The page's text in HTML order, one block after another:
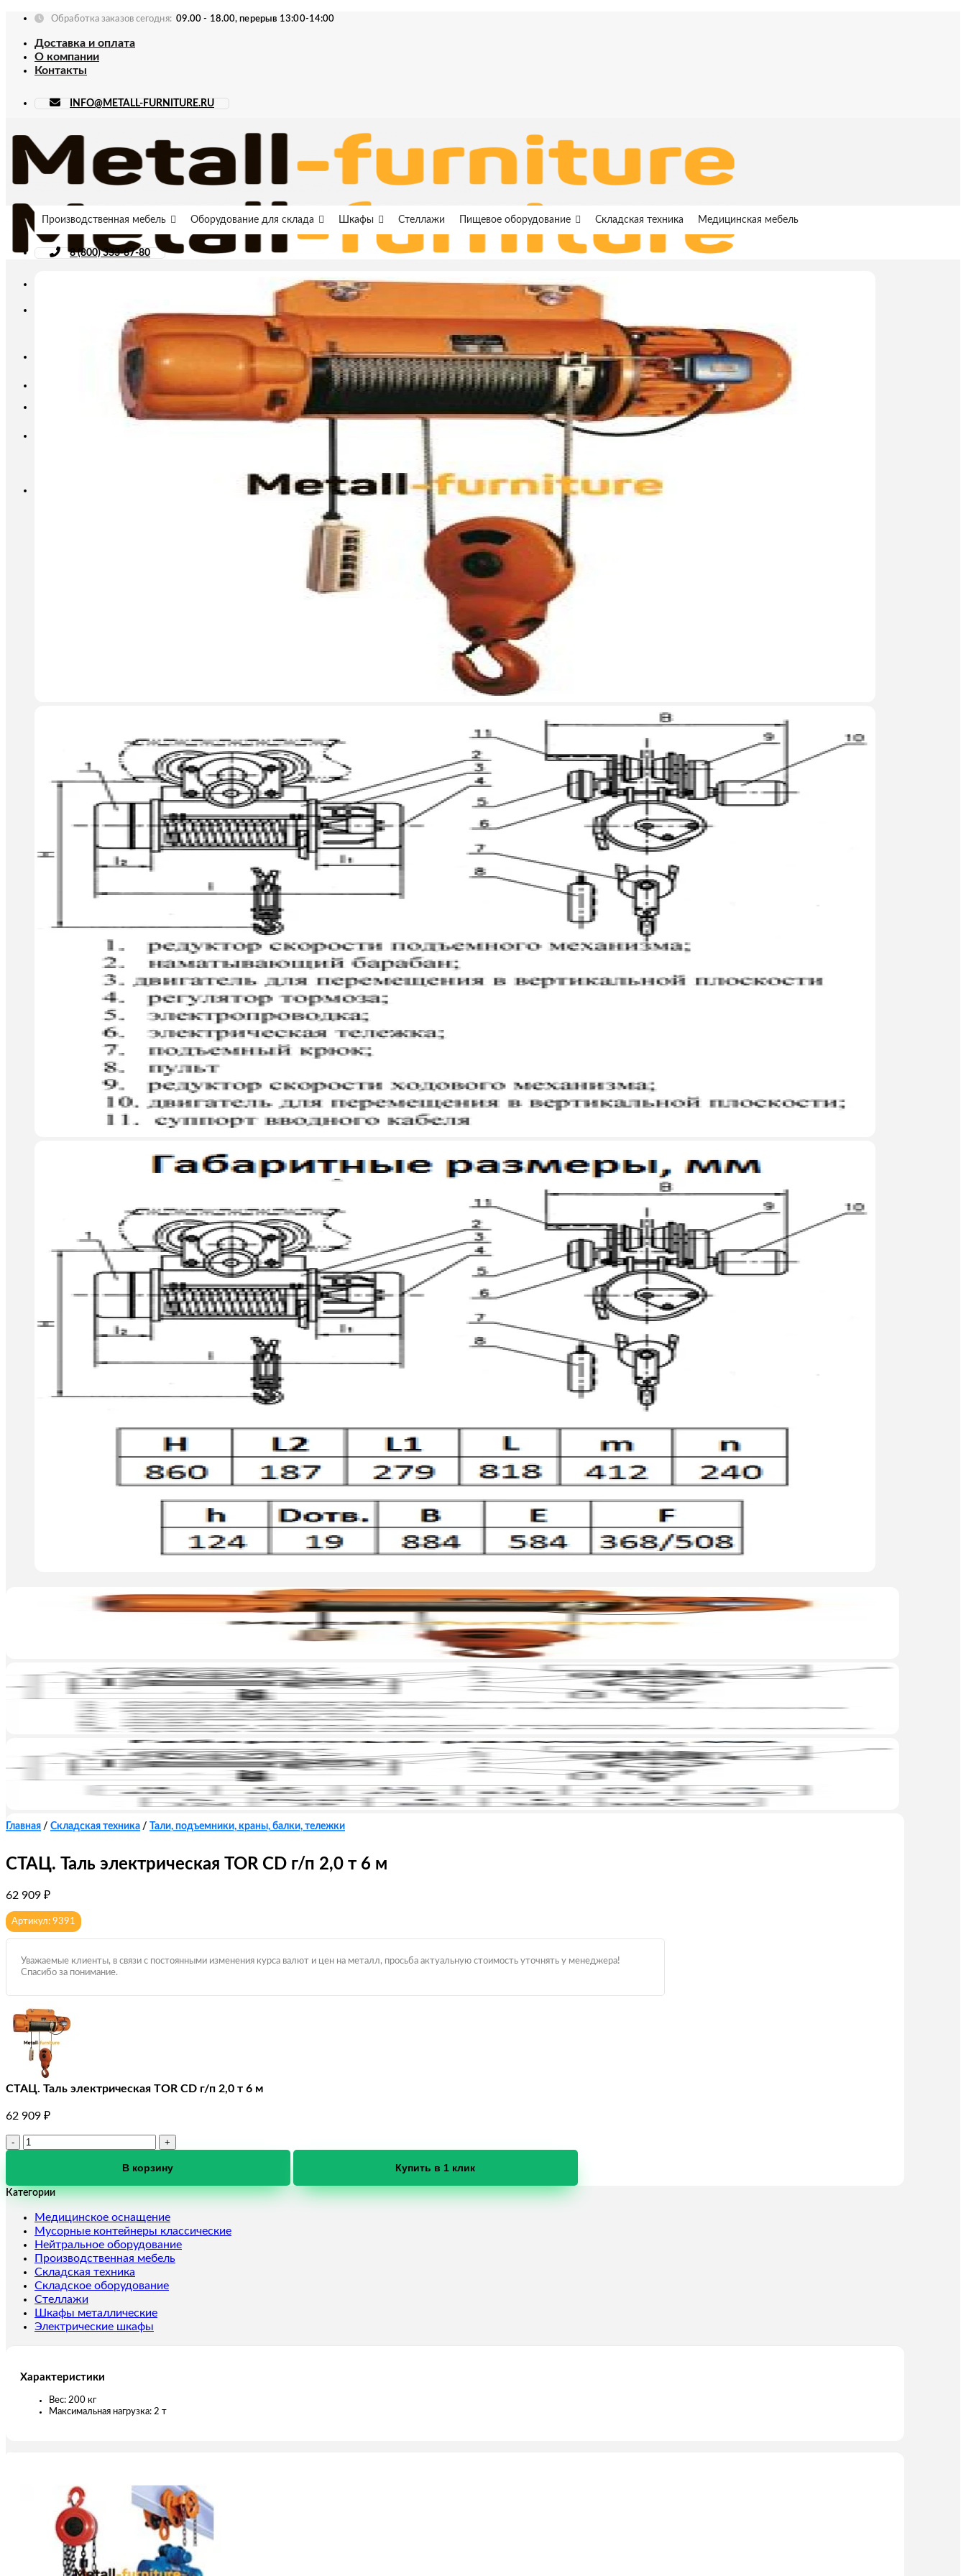
Skip
content
Обработка заказов сегодня: 09.00 - 18.00, перерыв 13:00-14:00
Доставка и оплата
О компании
Контакты
INFO@METALL-FURNITURE.RU
INFO@METALL-FURNITURE.RU
8 (800) 333-87-80
Производственная мебель Оборудование для склада Шкафы Стеллажи Пищевое оборудование Складская техника Медицинская мебель
8 (800) 333-87-80
Главная / Складская техника / Тали, подъемники, краны, балки, тележки
СТАЦ. Таль электрическая TOR CD г/п 2,0 т 6 м
62 909 ₽
Артикул: 9391
Уважаемые клиенты, в связи с постоянными изменения курса валют и цен на металл, просьба актуальную стоимость уточнять у менеджера!
Спасибо за понимание.
СТАЦ. Таль электрическая TOR CD г/п 2,0 т 6 м
62 909 ₽
Количество
электрическая
CD
г/
п
2,0
т
6
м
В корзину Купить в 1 клик
Категории
Медицинское оснащение
Мусорные контейнеры классические
Нейтральное оборудование
Производственная мебель
Складская техника
Складское оборудование
Стеллажи
Шкафы металлические
Электрические шкафы
Характеристики
Вес: 200 кг
Максимальная нагрузка: 2 т